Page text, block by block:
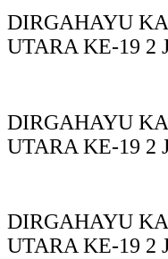
DIRGAHAYU
UTARA KE-19 2
DIRGAHAYU
UTARA KE-19 2
DIRGAHAYU
UTARA KE-19 2